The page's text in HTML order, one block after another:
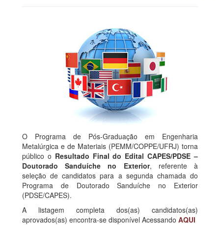
O Programa de Pós-Graduação em Engenharia
Metalúrgica e de Materiais (PEMM/COPPE/UFRJ) torna
público o Resultado Final do Edital CAPES/PDSE –
Doutorado Sanduíche no Exterior, referente à
seleção de candidatos para a segunda chamada do
Programa de Doutorado Sanduíche no Exterior
(PDSE/CAPES).
A listagem completa dos(as) candidatos(as)
aprovados(as) encontra-se disponível Acessando AQUI